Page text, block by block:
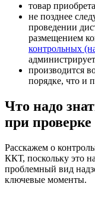
товар
не позднее
проведении
размещением
контрольных
производится
порядке, что и
Что надо
при
Расскажем о
ККТ, поскольку это
проблемный вид
ключевые моменты.